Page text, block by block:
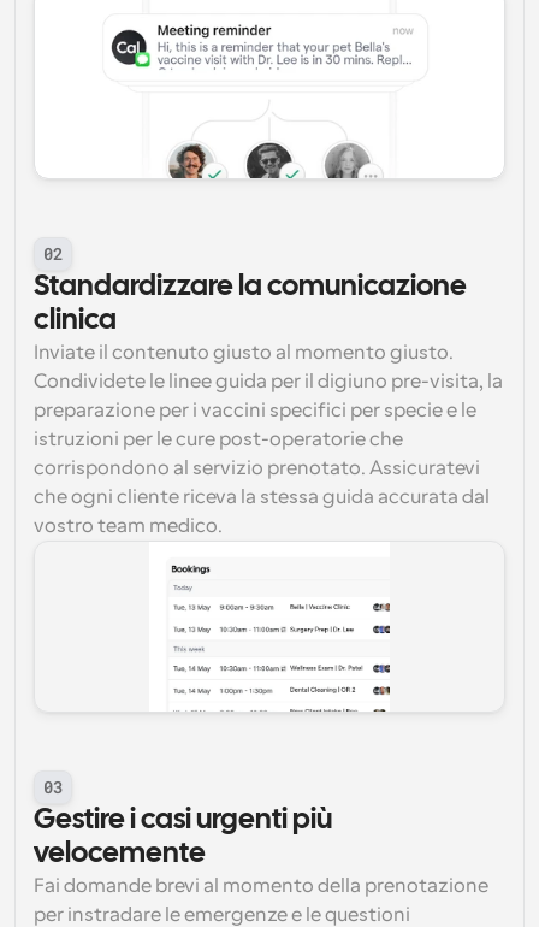
02
Standardizzare la comunicazione
clinica
Inviate il contenuto giusto al momento giusto.
Condividete le linee guida per il digiuno pre-visita, la
preparazione per i vaccini specifici per specie e le
istruzioni per le cure post-operatorie che
corrispondono al servizio prenotato. Assicuratevi
che ogni cliente riceva la stessa guida accurata dal
vostro team medico.
03
Gestire i casi urgenti più
velocemente
Fai domande brevi al momento della prenotazione
per instradare le emergenze e le questioni